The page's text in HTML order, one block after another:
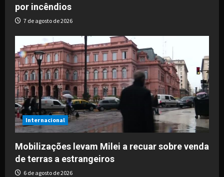
por incêndios
7 de agosto de 2026
Internacional
Mobilizações levam Milei a recuar sobre venda
de terras a estrangeiros
6 de agosto de 2026